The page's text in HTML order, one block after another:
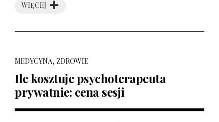
WIĘCEJ
MEDYCYNA, ZDROWIE
Ile kosztuje psychoterapeuta
prywatnie: cena sesji